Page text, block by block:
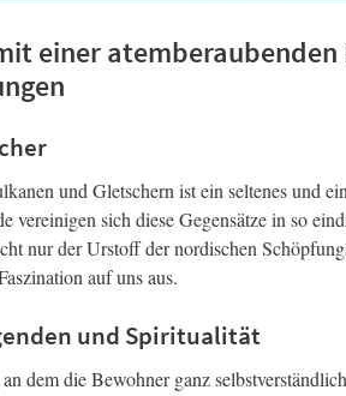
einer
und Gletschern ist ein seltenes und
vereinigen sich diese Gegensätze in so
nur der Urstoff der nordischen
auf uns aus.
und Spiritualität
an dem die Bewohner ganz